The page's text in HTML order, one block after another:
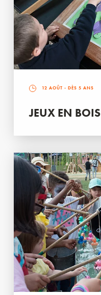
12 AOÛT - DÈS 5 ANS
JEUX EN BOIS